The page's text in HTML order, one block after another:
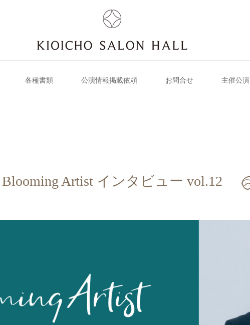
各種書類 公演情報掲載依頼 お問合せ 主催公演
Blooming Artist インタビュー vol.12